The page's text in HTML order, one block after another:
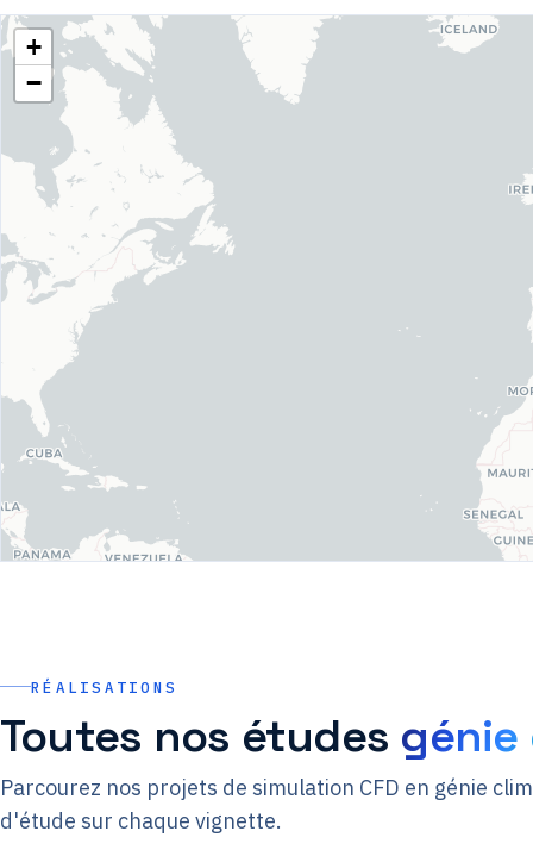
+
−
RÉALISATIONS
Toutes nos études
Parcourez nos projets de simulation CFD en génie
d'étude sur chaque vignette.
Centre
Aquatique — Hauts-de-
Génie